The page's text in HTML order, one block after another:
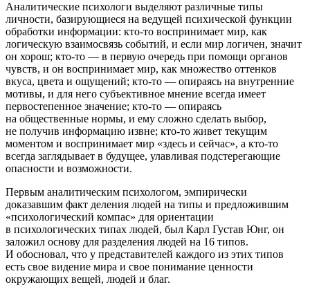
Аналитические психологи выделяют различные типы
личности, базирующиеся на ведущей психической функции
обработки информации: кто-то воспринимает мир, как
логическую взаимосвязь событий, и если мир логичен, значит
он хорош; кто-то — в первую очередь при помощи органов
чувств, и он воспринимает мир, как множество оттенков
вкуса, цвета и ощущений; кто-то — опираясь на внутренние
мотивы, и для него субъективное мнение всегда имеет
первостепенное значение; кто-то — опираясь
на общественные нормы, и ему сложно сделать выбор,
не получив информацию извне; кто-то живет текущим
моментом и воспринимает мир «здесь и сейчас», а кто-то
всегда заглядывает в будущее, улавливая подстерегающие
опасности и возможности.
Первым аналитическим психологом, эмпирически
доказавшим факт деления людей на типы и предложившим
«психологический компас» для ориентации
в психологических типах людей, был Карл Густав Юнг, он
заложил основу для разделения людей на 16 типов.
И обосновал, что у представителей каждого из этих типов
есть свое видение мира и свое понимание ценности
окружающих вещей, людей и благ.